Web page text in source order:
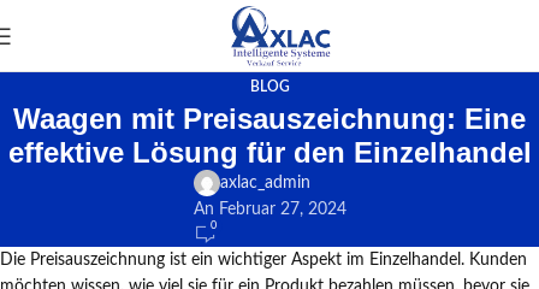
BLOG
Waagen mit Preisauszeichnung: Eine
effektive Lösung für den Einzelhandel
axlac_admin
An Februar 27, 2024
0
Die Preisauszeichnung ist ein wichtiger Aspekt im Einzelhandel. Kunden